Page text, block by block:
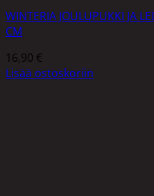
WINTERIA JOULUPUKKI JA
CM
16,90 €
Lisää ostoskoriin